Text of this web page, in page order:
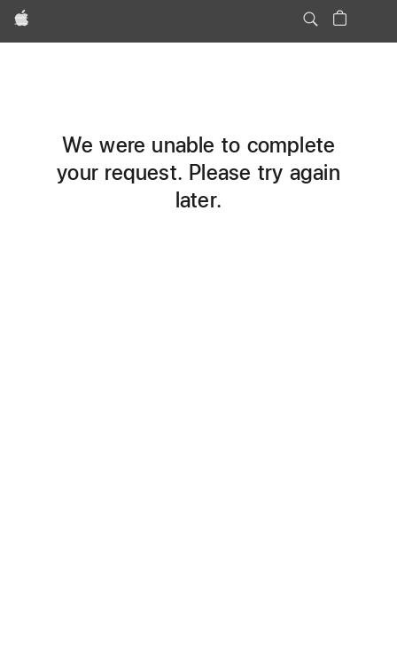
Apple
We were unable to complete
your request. Please try again
later.